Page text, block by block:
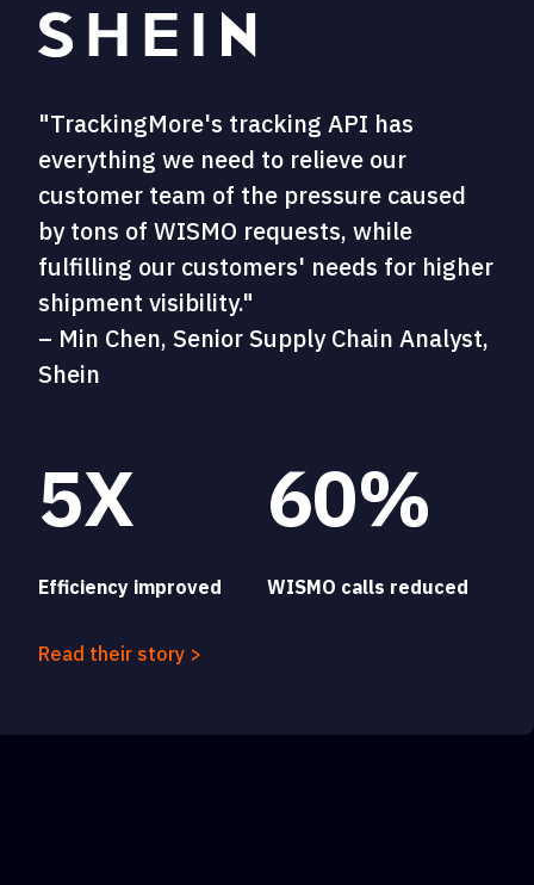
"TrackingMore's tracking API has
everything we need to relieve our
customer team of the pressure caused
by tons of WISMO requests, while
fulfilling our customers' needs for higher
shipment visibility."
– Min Chen, Senior Supply Chain Analyst,
Shein
5X
Efficiency improved
60%
WISMO calls reduced
Read their story >